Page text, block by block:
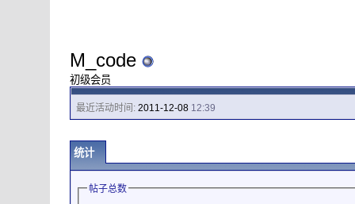
M_code
初级会员
最近活动时间:2011-12-08 12:39
统计
帖子总数